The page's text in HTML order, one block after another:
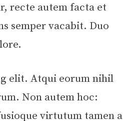
recte autem facta et
semper vacabit. Duo
elit. Atqui eorum nihil
Non autem hoc:
virtutum tamen a